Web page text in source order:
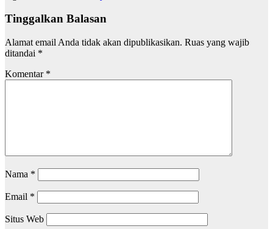
Tinggalkan Balasan
Alamat email Anda tidak akan dipublikasikan. Ruas yang wajib
ditandai *
Komentar *
Nama *
Email *
Situs Web